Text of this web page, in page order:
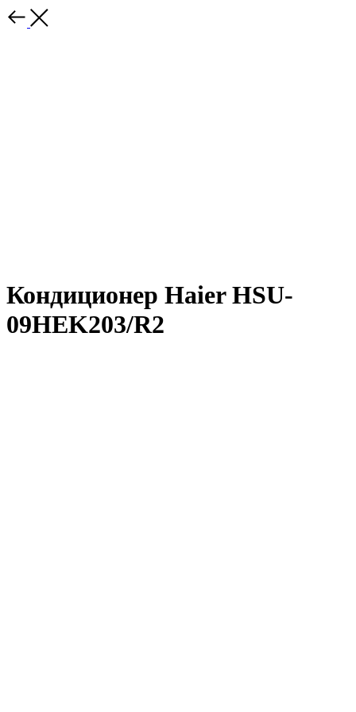
Кондиционер Haier HSU-
09HEK203/R2